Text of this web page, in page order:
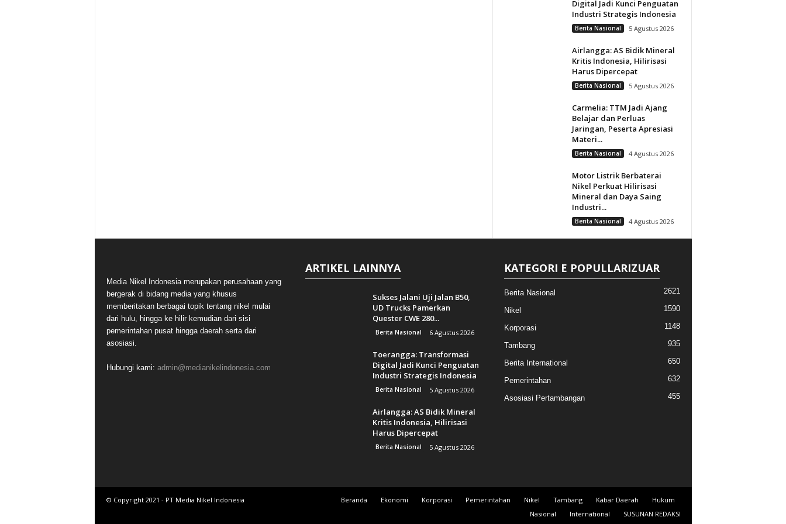
Digital Jadi Kunci Penguatan
Industri Strategis Indonesia
Berita Nasional 5 Agustus 2026
Airlangga: AS Bidik Mineral
Kritis Indonesia, Hilirisasi
Harus Dipercepat
Berita Nasional 5 Agustus 2026
Carmelia: TTM Jadi Ajang
Belajar dan Perluas
Jaringan, Peserta Apresiasi
Materi...
Berita Nasional 4 Agustus 2026
Motor Listrik Berbaterai
Nikel Perkuat Hilirisasi
Mineral dan Daya Saing
Industri...
Berita Nasional 4 Agustus 2026
Media Nikel Indonesia merupakan perusahaan yang
bergerak di bidang media yang khusus
memberitakan berbagai topik tentang nikel mulai
dari hulu, hingga ke hilir kemudian dari sisi
pemerintahan pusat hingga daerah serta dari
asosiasi.
Hubungi kami: admin@medianikelindonesia.com
ARTIKEL LAINNYA
Sukses Jalani Uji Jalan B50,
UD Trucks Pamerkan
Quester CWE 280...
Berita Nasional 6 Agustus 2026
Toerangga: Transformasi
Digital Jadi Kunci Penguatan
Industri Strategis Indonesia
Berita Nasional 5 Agustus 2026
Airlangga: AS Bidik Mineral
Kritis Indonesia, Hilirisasi
Harus Dipercepat
Berita Nasional 5 Agustus 2026
KATEGORI E POPULLARIZUAR
Berita Nasional 2621
Nikel 1590
Korporasi 1148
Tambang 935
Berita International 650
Pemerintahan 632
Asosiasi Pertambangan 455
Beranda Ekonomi Korporasi Pemerintahan Nikel Tambang Kabar Daerah
Hukum
Nasional
International SUSUNAN REDAKSI
© Copyright 2021 - PT Media Nikel Indonesia